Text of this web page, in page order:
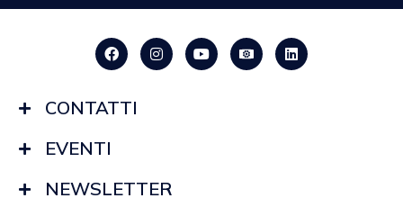
CONTATTI
EVENTI
NEWSLETTER